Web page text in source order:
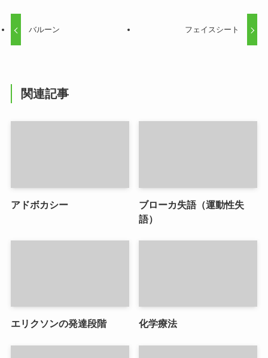
バルーン フェイスシート
関連記事
アドボカシー
ブローカ失語（運動性失
語）
エリクソンの発達段階 化学療法